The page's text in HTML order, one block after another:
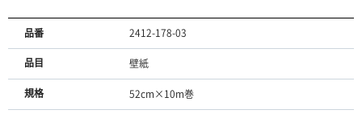
品番 2412-178-03
品目 壁紙
規格 52cm×10m巻